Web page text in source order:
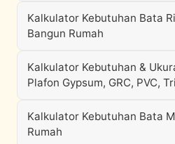
Kalkulator Kebutuhan Bata
Bangun Rumah
Kalkulator Kebutuhan &
Plafon Gypsum, GRC, PVC,
Kalkulator Kebutuhan Bata
Rumah